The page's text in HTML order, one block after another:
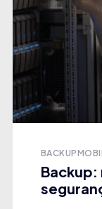
BACKUP
Backup: